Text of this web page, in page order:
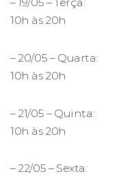
10h às 20h
– 20/05 – Quarta:
10h às 20h
– 21/05 – Quinta:
10h às 20h
– 22/05 – Sexta: